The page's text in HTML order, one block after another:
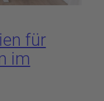
für
im